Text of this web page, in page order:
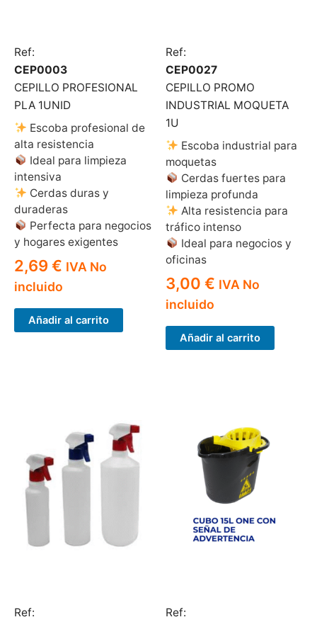
Ref:
CEP0003
CEPILLO PROFESIONAL
PLA 1UNID
Escoba profesional de
alta resistencia
Ideal para limpieza
intensiva
Cerdas duras y
duraderas
Perfecta para negocios
y hogares exigentes
2,69 € IVA No
incluido
Añadir al carrito
Ref:
CEP0027
CEPILLO PROMO
INDUSTRIAL MOQUETA
1U
Escoba industrial para
moquetas
Cerdas fuertes para
limpieza profunda
Alta resistencia para
tráfico intenso
Ideal para negocios y
oficinas
3,00 € IVA No
incluido
Añadir al carrito
Ref:
Ref: